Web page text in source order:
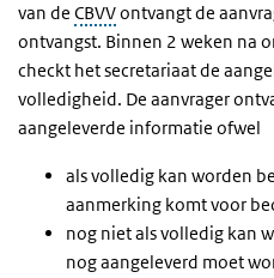
van de CBVVontvangt de
ontvangst. Binnen 2 weken na
checkt het secretariaat de
volledigheid. De aanvrager
aangeleverde informatie ofwel
als volledig kan worden
aanmerking komt voor
nog niet als volledig kan
nog aangeleverd moet